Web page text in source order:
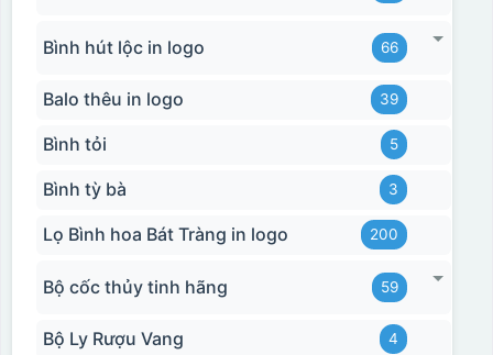
Bình hút lộc in logo 66
Balo thêu in logo 39
Bình tỏi 5
Bình tỳ bà 3
Lọ Bình hoa Bát Tràng in logo 200
Bộ cốc thủy tinh hãng 59
Bộ Ly Rượu Vang 4